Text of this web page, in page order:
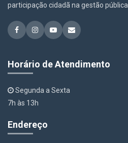
participação cidadã na gestão pública.
Horário de Atendimento
Segunda a Sexta
7h às 13h
Endereço